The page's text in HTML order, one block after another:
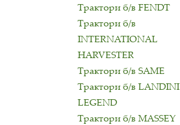
Трактори б/в FENDT
Трактори б/в
INTERNATIONAL
HARVESTER
Трактори б/в SAME
Трактори б/в LANDINI
LEGEND
Трактори б/в MASSEY